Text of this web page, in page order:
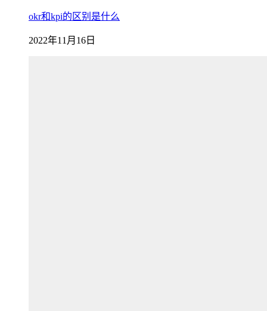
okr和kpi的区别是什么
2022年11月16日